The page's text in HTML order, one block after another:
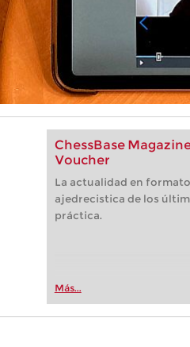
ChessBase
Voucher
La actualidad en
ajedrecistica de los
práctica.
Más...